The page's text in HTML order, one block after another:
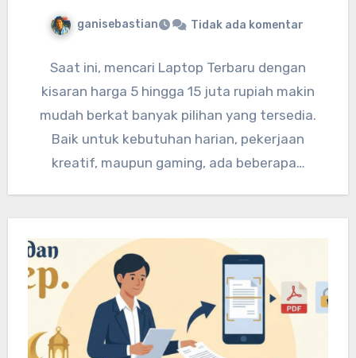
ganisebastian Tidak ada komentar
Saat ini, mencari Laptop Terbaru dengan
kisaran harga 5 hingga 15 juta rupiah makin
mudah berkat banyak pilihan yang tersedia.
Baik untuk kebutuhan harian, pekerjaan
kreatif, maupun gaming, ada beberapa…